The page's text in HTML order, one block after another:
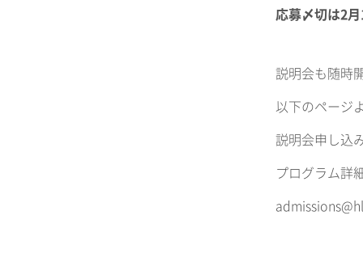
応募〆切は2
説明会も随時
以下のページ
説明会申し込
プログラム詳